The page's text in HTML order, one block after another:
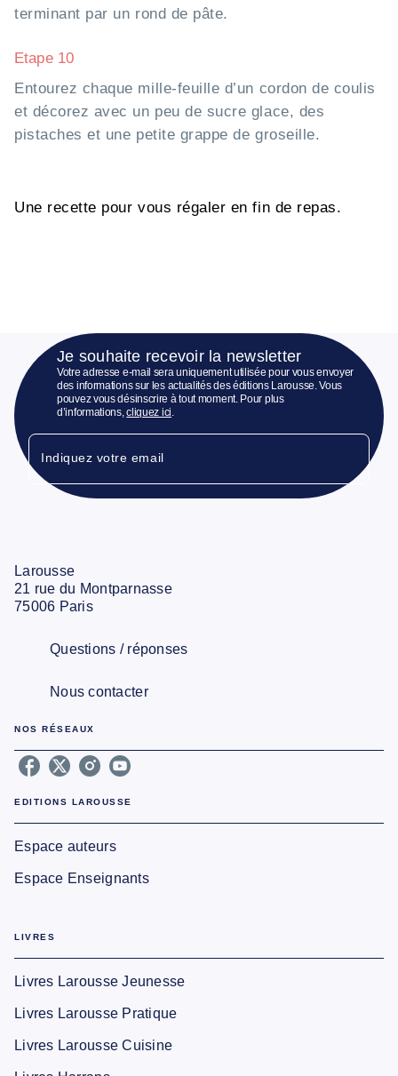
terminant par un rond de pâte.
Etape 10
Entourez chaque mille-feuille d’un cordon de coulis
et décorez avec un peu de sucre glace, des
pistaches et une petite grappe de groseille.
Une recette pour vous régaler en fin de repas.
Je souhaite recevoir la newsletter
Votre adresse e-mail sera uniquement utilisée pour vous envoyer
des informations sur les actualités des éditions Larousse. Vous
pouvez vous désinscrire à tout moment. Pour plus
d’informations,cliquez ici.
Indiquez votre email
Larousse
21 rue du Montparnasse
75006 Paris
Questions / réponses
Nous contacter
NOS RÉSEAUX
EDITIONS LAROUSSE
Espace auteurs
Espace Enseignants
LIVRES
Livres Larousse Jeunesse
Livres Larousse Pratique
Livres Larousse Cuisine